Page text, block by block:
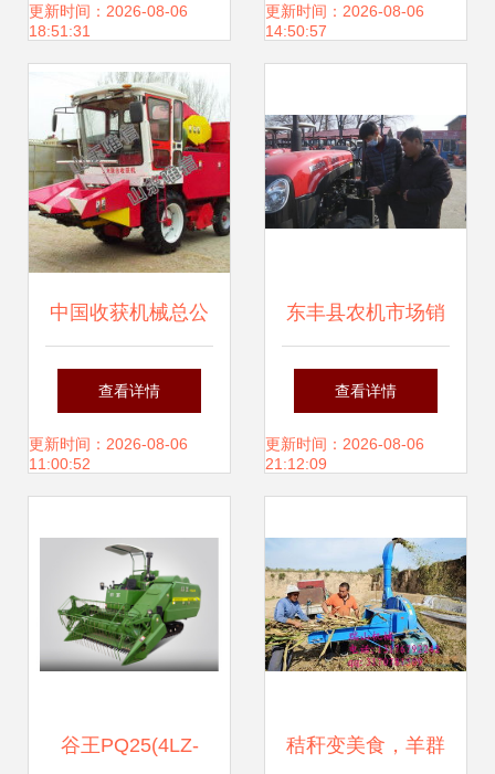
产品牌表现抢眼！
更新时间：2026-08-06
18:51:31
的实用典范
更新时间：2026-08-06
14:50:57
中国收获机械总公
司 深耕农业机械，
箱包与收割机并驾
查看详情
更新时间：2026-08-06
11:00:52
东丰县农机市场销
售旺，春耕备耕有
保障
查看详情
更新时间：2026-08-06
21:12:09
谷王PQ25(4LZ- 秸秆变美食，羊群